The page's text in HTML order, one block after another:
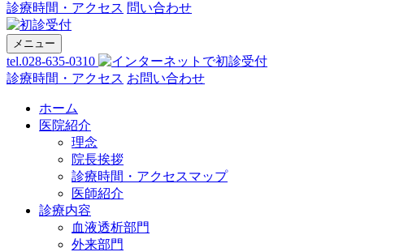
診療時間・アクセス 問い合わせ
メニュー
tel.028-635-0310
診療時間・アクセス お問い合わせ
ホーム
医院紹介
理念
院長挨拶
診療時間・アクセスマップ
医師紹介
診療内容
血液透析部門
外来部門